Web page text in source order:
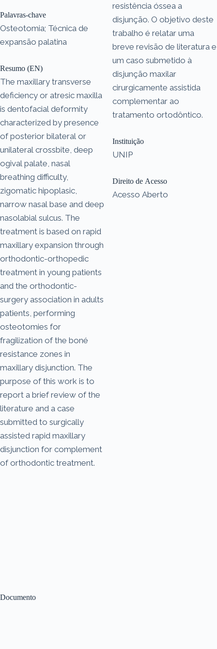
Documento
Palavras-chave
Osteotomia; Técnica de
expansão palatina
Resumo (EN)
The maxillary transverse
deficiency or atresic maxilla
is dentofacial deformity
characterized by presence
of posterior bilateral or
unilateral crossbite, deep
ogival palate, nasal
breathing difficulty,
zigomatic hipoplasic,
narrow nasal base and deep
nasolabial sulcus. The
treatment is based on rapid
maxillary expansion through
orthodontic-orthopedic
treatment in young patients
and the orthodontic-
surgery association in adults
patients, performing
osteotomies for
fragilization of the boné
resistance zones in
maxillary disjunction. The
purpose of this work is to
report a brief review of the
literature and a case
submitted to surgically
assisted rapid maxillary
disjunction for complement
of orthodontic treatment.
resistência óssea a
disjunção. O objetivo deste
trabalho é relatar uma
breve revisão de literatura e
um caso submetido à
disjunção maxilar
cirurgicamente assistida
complementar ao
tratamento ortodôntico.
Instituição
UNIP
Direito de Acesso
Acesso Aberto